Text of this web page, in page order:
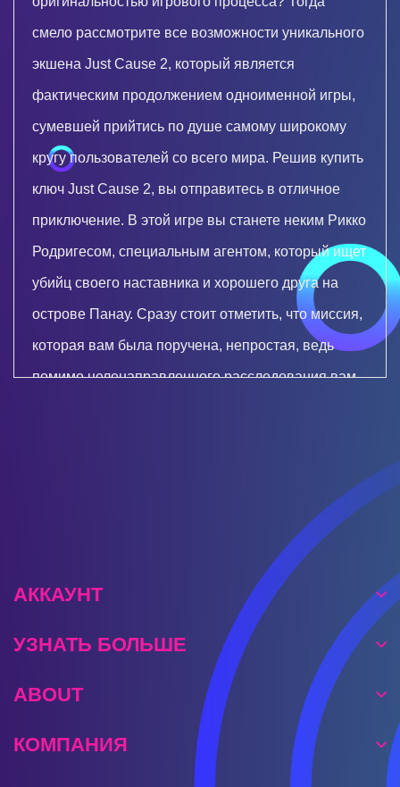
смело рассмотрите все возможности уникального
экшена Just Cause 2, который является
фактическим продолжением одноименной игры,
сумевшей прийтись по душе самому широкому
кругу пользователей со всего мира. Решив купить
ключ Just Cause 2, вы отправитесь в отличное
приключение. В этой игре вы станете неким Рикко
Родригесом, специальным агентом, который ищет
убийц своего наставника и хорошего друга на
острове Панау. Сразу стоит отметить, что миссия,
которая вам была поручена, непростая, ведь
помимо целенаправленного расследования вам
АККАУНТ
УЗНАТЬ БОЛЬШЕ
ABOUT
КОМПАНИЯ